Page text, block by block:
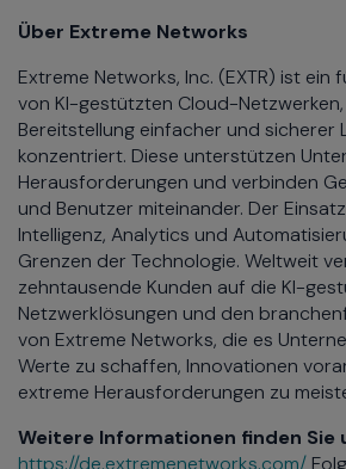
Über Extreme Networks
Extreme Networks, Inc. (EXTR) ist ein
von KI-gestützten Cloud-
Bereitstellung einfacher und sicherer
konzentriert. Diese unterstützen
Herausforderungen und verbinden
und Benutzer miteinander. Der
Intelligenz, Analytics und
Grenzen der Technologie. Weltweit
zehntausende Kunden auf die KI-
Netzwerklösungen und den
von Extreme Networks, die es
Werte zu schaffen, Innovationen
extreme Herausforderungen zu
Weitere Informationen finden Sie
https://de.extremenetworks.com/